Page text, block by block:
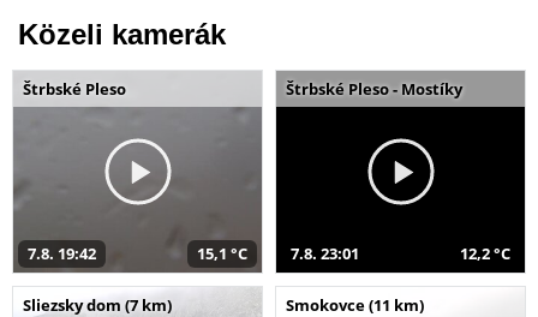
Közeli kamerák
Štrbské Pleso
7.8. 19:42 15,1 °C
Štrbské Pleso - Mostíky
7.8. 23:01 12,2 °C
Sliezsky dom (7 km) Smokovce (11 km)